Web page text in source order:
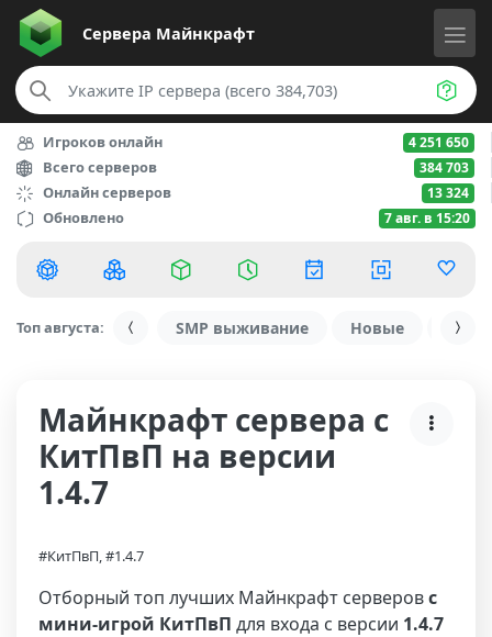
Сервера Майнкрафт
Игроков онлайн 4 251 650
Всего серверов 384 703
Онлайн серверов 13 324
Обновлено 7 авг. в 15:20
Топ августа: SMP выживание Новые С
Майнкрафт сервера с
КитПвП на версии
1.4.7
#КитПвП, #1.4.7
Отборный топ лучших Майнкрафт серверовс
мини-игрой КитПвП для входа с версии 1.4.7